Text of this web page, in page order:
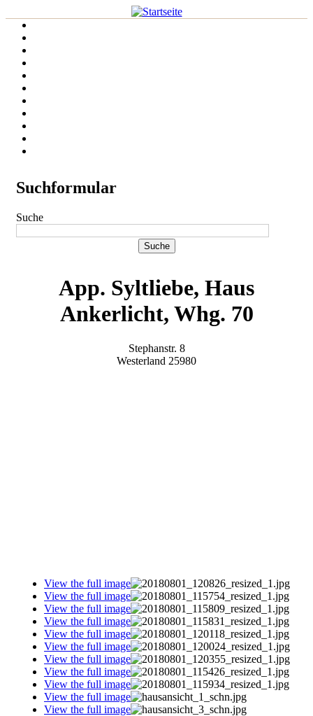
Suchformular
Suche
App. Syltliebe, Haus
Ankerlicht, Whg. 70
Stephanstr. 8
Westerland 25980
View the full image
View the full image
View the full image
View the full image
View the full image
View the full image
View the full image
View the full image
View the full image
View the full image
View the full image